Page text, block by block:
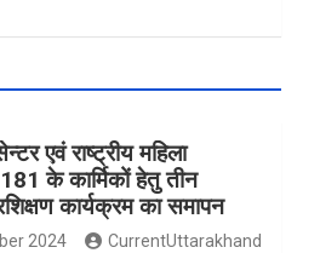
एवं राष्ट्रीय महिला
के कार्मिकों हेतु तीन
कार्यक्रम का समापन
2024 CurrentUttarakhand